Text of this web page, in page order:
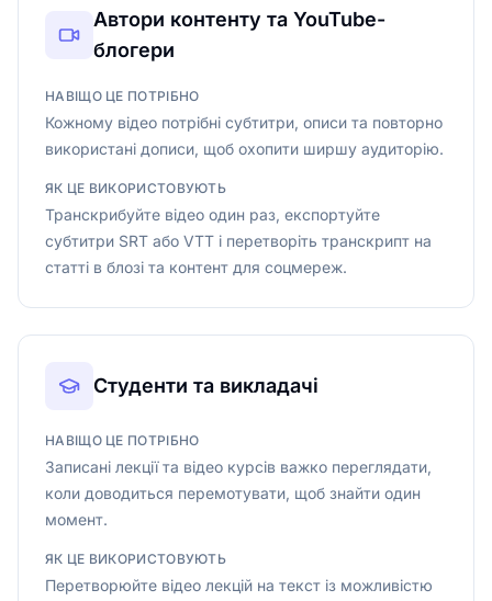
Автори контенту та YouTube-
блогери
НАВІЩО ЦЕ ПОТРІБНО
Кожному відео потрібні субтитри, описи та повторно
використані дописи, щоб охопити ширшу аудиторію.
ЯК ЦЕ ВИКОРИСТОВУЮТЬ
Транскрибуйте відео один раз, експортуйте
субтитри SRT або VTT і перетворіть транскрипт на
статті в блозі та контент для соцмереж.
Студенти та викладачі
НАВІЩО ЦЕ ПОТРІБНО
Записані лекції та відео курсів важко переглядати,
коли доводиться перемотувати, щоб знайти один
момент.
ЯК ЦЕ ВИКОРИСТОВУЮТЬ
Перетворюйте відео лекцій на текст із можливістю